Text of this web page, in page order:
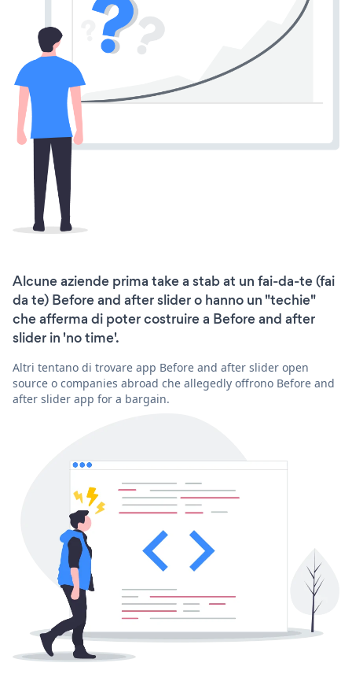
Alcune aziende prima take a stab at un fai-da-te (fai
da te) Before and after slider o hanno un "techie"
che afferma di poter costruire a Before and after
slider in 'no time'.
Altri tentano di trovare app Before and after slider open
source o companies abroad che allegedly offrono Before and
after slider app for a bargain.